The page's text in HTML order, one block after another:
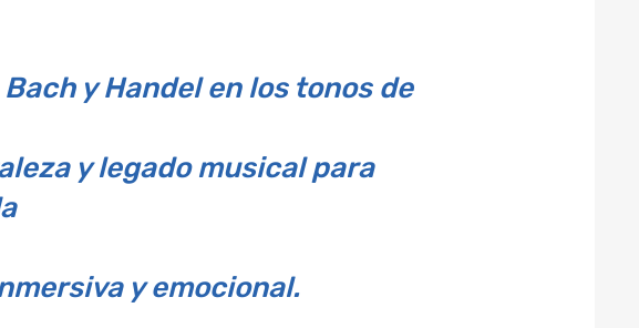
y Handel en los tonos de
y legado musical para
y emocional.